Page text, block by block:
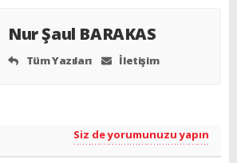
Nur Şaul BARAKAS
Tüm Yazıları İletişim
Siz de yorumunuzu yapın